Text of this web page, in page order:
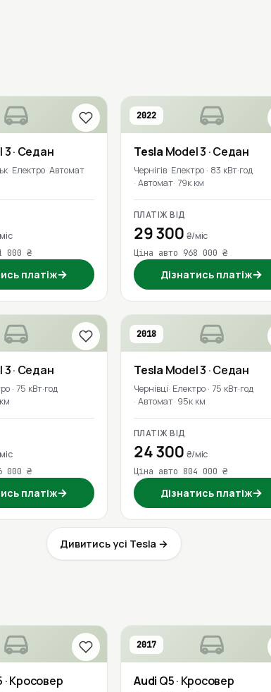
3· Седан
Електро Автомат
000 ₴
платіж→
2022
Tesla Model 3 · Седан
Чернігів Електро · 83 кВт·год
Автомат 79к км
ПЛАТІЖ ВІД
29 300 ₴/міс
Ціна авто 968 000 ₴
Дізнатись платіж→
3· Седан
· 75 кВт·год
000 ₴
платіж→
2018
Tesla Model 3 · Седан
Чернівці Електро · 75 кВт·год
Автомат 95к км
ПЛАТІЖ ВІД
24 300 ₴/міс
Ціна авто 804 000 ₴
Дізнатись платіж→
Дивитись усі Tesla →
· Кросовер
2017
Audi Q5· Кросовер